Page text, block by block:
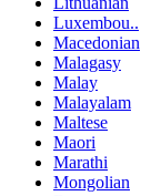
Luxembou..
Macedonian
Malagasy
Malay
Malayalam
Maltese
Maori
Marathi
Mongolian